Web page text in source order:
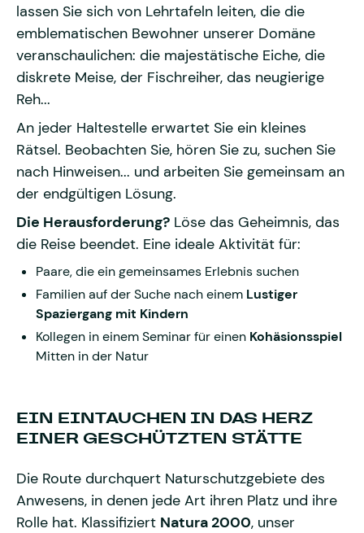
lassen Sie sich von Lehrtafeln leiten, die die
emblematischen Bewohner unserer Domäne
veranschaulichen: die majestätische Eiche, die
diskrete Meise, der Fischreiher, das neugierige
Reh...
An jeder Haltestelle erwartet Sie ein kleines
Rätsel. Beobachten Sie, hören Sie zu, suchen Sie
nach Hinweisen... und arbeiten Sie gemeinsam an
der endgültigen Lösung.
Die Herausforderung? Löse das Geheimnis, das
die Reise beendet. Eine ideale Aktivität für:
Paare, die ein gemeinsames Erlebnis suchen
Familien auf der Suche nach einem Lustiger
Spaziergang mit Kindern
Kollegen in einem Seminar für einen Kohäsionsspiel
Mitten in der Natur
EIN EINTAUCHEN IN DAS HERZ
EINER GESCHÜTZTEN STÄTTE
Die Route durchquert Naturschutzgebiete des
Anwesens, in denen jede Art ihren Platz und ihre
Rolle hat. Klassifiziert Natura 2000, unser